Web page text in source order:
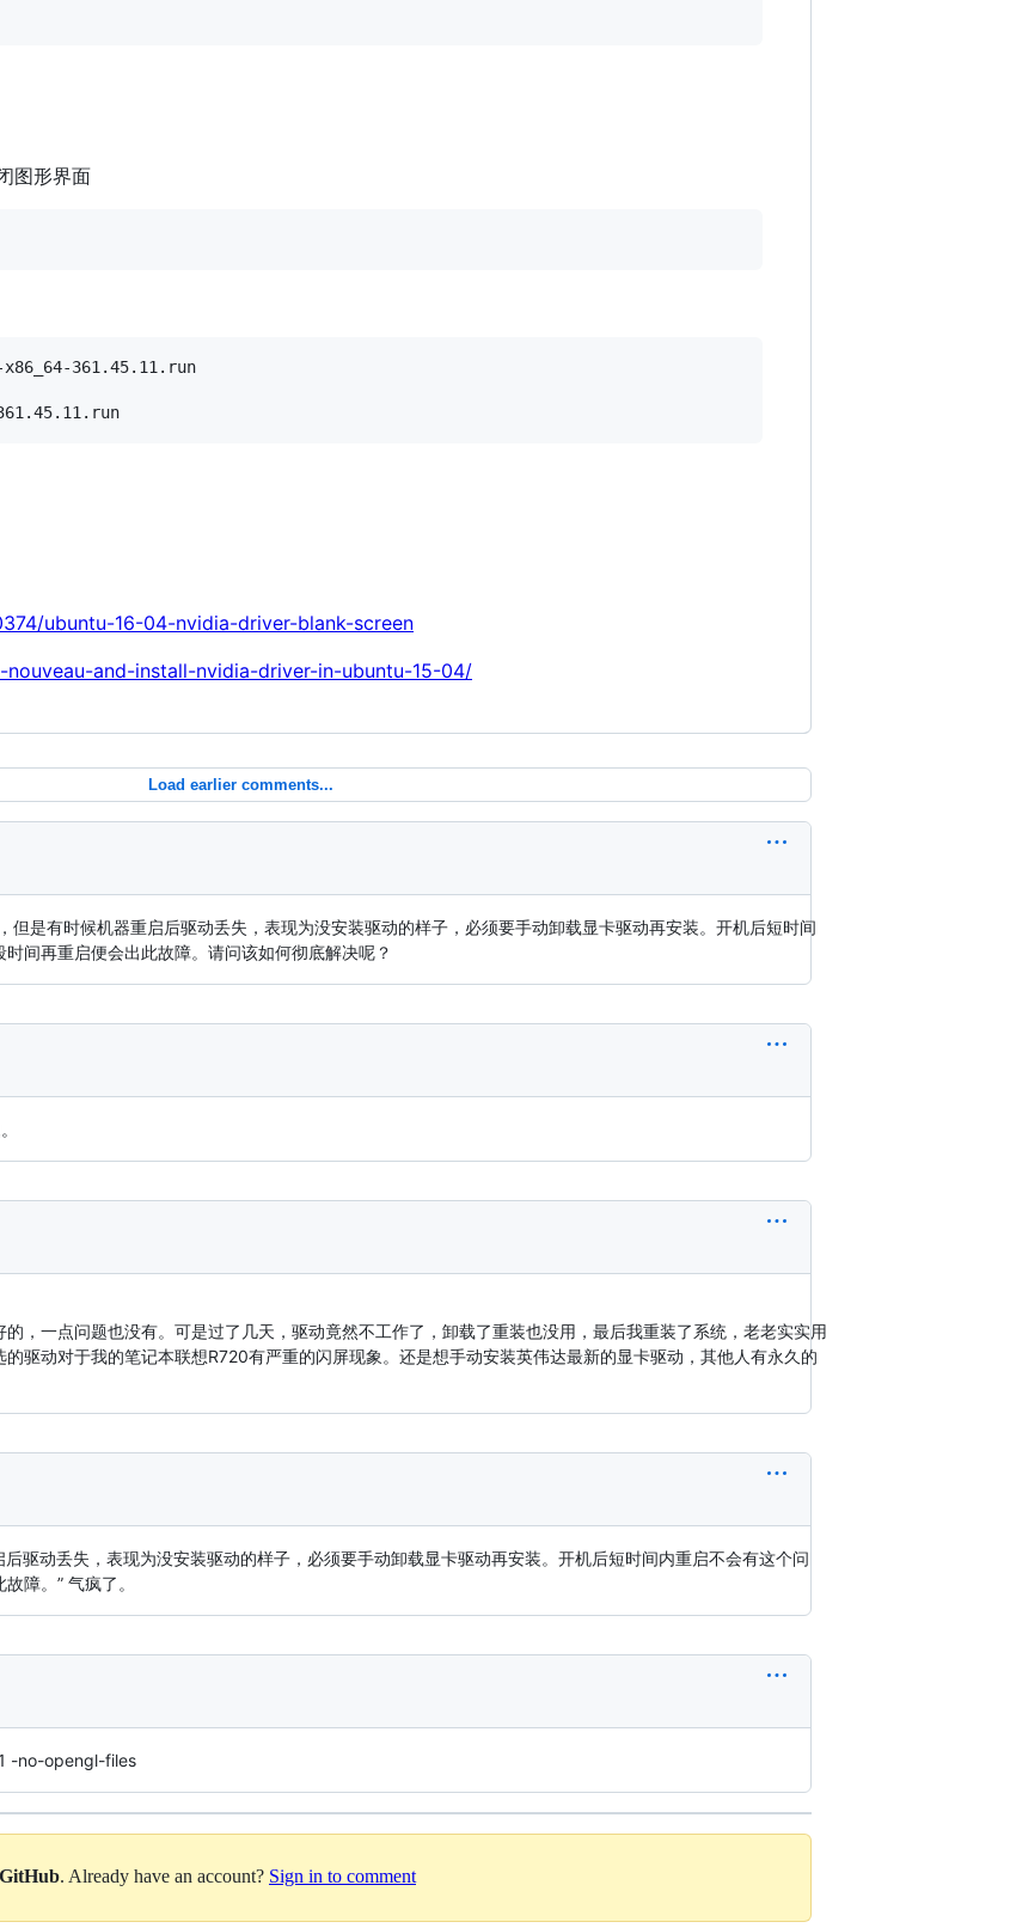
图形界面
361.45.11.run
ubuntu-16-04-nvidia-driver-blank-screen
and-install-nvidia-driver-in-ubuntu-15-04/
Load earlier comments...
但是有时候机器重启后驱动丢失，表现为没安装驱动的样子，必须要手动卸载显卡驱动再安装。开机后短时间
间再重启便会出此故障。请问该如何彻底解决呢？
，一点问题也没有。可是过了几天，驱动竟然不工作了，卸载了重装也没用，最后我重装了系统，老老实实用
驱动对于我的笔记本联想R720有严重的闪屏现象。还是想手动安装英伟达最新的显卡驱动，其他人有永久的
驱动丢失，表现为没安装驱动的样子，必须要手动卸载显卡驱动再安装。开机后短时间内重启不会有这个问
障。” 气疯了。
-no-opengl-files
. Already have an account? Sign in to comment